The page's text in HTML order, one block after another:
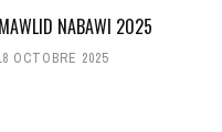
NABAWI 2025
OCTOBRE 2025